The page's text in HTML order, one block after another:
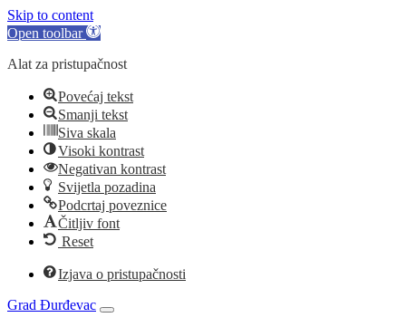
Skip to content
Open toolbar
Alat za pristupačnost
Povećaj tekst
Smanji tekst
Siva skala
Visoki kontrast
Negativan kontrast
Svijetla pozadina
Podcrtaj poveznice
Čitljiv font
Reset
Izjava o pristupačnosti
Grad Đurđevac